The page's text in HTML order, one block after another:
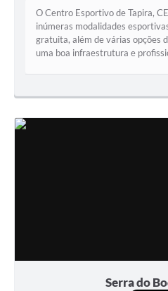
Arquivos para Download
RH Meu Holerite
Publicações MROSC
O Centro Esportivo de Tapira,
inúmeras modalidades
gratuita, além de várias opções
uma boa infraestrutura e
Serra do